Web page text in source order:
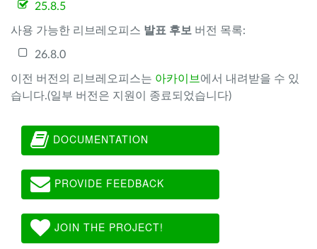
25.8.5
사용 가능한 리브레오피스 발표 후보 버전 목록:
26.8.0
이전 버전의 리브레오피스는 아카이브 에서 내려받을 수 있
습니다.(일부 버전은 지원이 종료되었습니다)
DOCUMENTATION
PROVIDE FEEDBACK
JOIN THE PROJECT!